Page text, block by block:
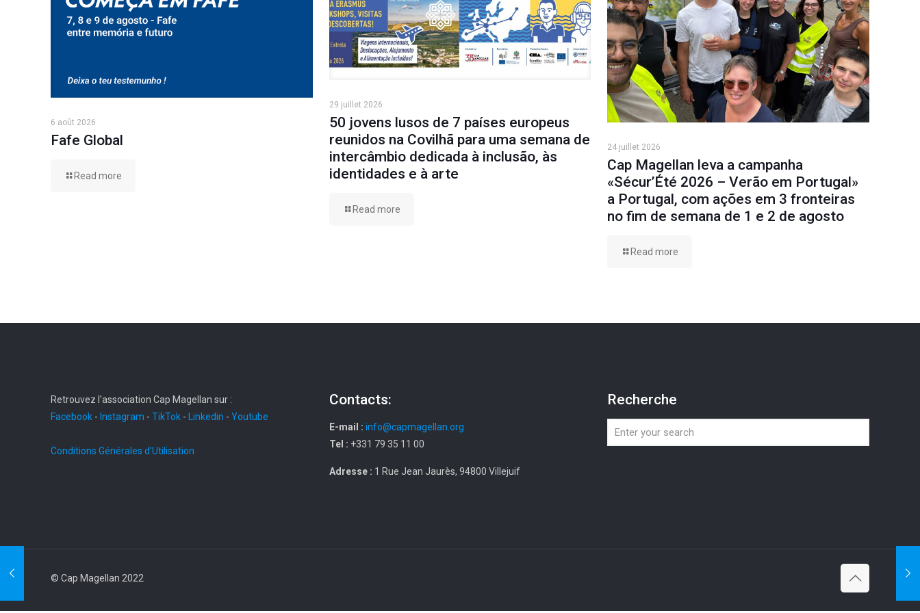
6 août 2026
Fafe Global
Read more
29 juillet 2026
50 jovens lusos de 7 países europeus
reunidos na Covilhã para uma semana de
intercâmbio dedicada à inclusão, às
identidades e à arte
Read more
24 juillet 2026
Cap Magellan leva a campanha
«Sécur’Été 2026 – Verão em Portugal»
a Portugal, com ações em 3 fronteiras
no fim de semana de 1 e 2 de agosto
Read more
Retrouvez l'association Cap Magellan sur :
Facebook - Instagram - TikTok - Linkedin - Youtube
Conditions Générales d'Utilisation
Contacts:
E-mail : info@capmagellan.org
Tel : +331 79 35 11 00
Adresse : 1 Rue Jean Jaurès, 94800 Villejuif
Recherche
© Cap Magellan 2022